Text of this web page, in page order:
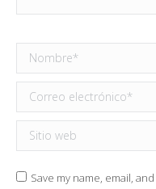
Nombre *
Correo electrónico *
Sitio web
Save my name, email,